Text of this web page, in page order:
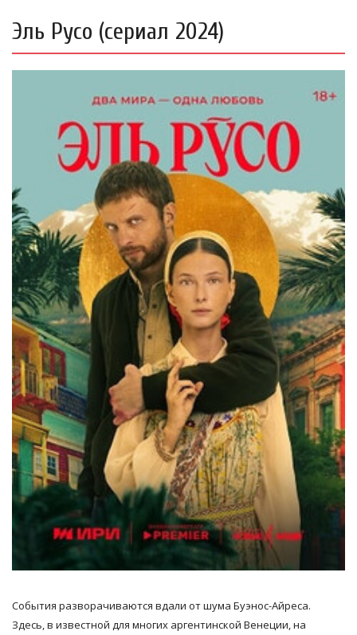
Эль Русо (сериал 2024)
События разворачиваются вдали от шума Буэнос-Айреса.
Здесь, в известной для многих аргентинской Венеции, на